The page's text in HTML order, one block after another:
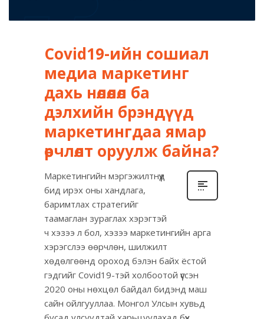
Covid19-ийн сошиал
медиа маркетинг
дахь нөлөөлөл ба
дэлхийн брэндүүд
маркетингдаа ямар
өөрчлөлт оруулж байна?
Маркетингийн мэргэжилтнүүд
бид ирэх оны хандлага,
баримтлах стратегийг
таамаглан зураглах хэрэгтэй
ч хэзээ л бол, хэзээ маркетингийн арга
хэрэгслээ өөрчлөн, шилжилт
хөдөлгөөнд ороход бэлэн байх ёстой
гэдгийг Covid19-тэй холбоотой үүссэн
2020 оны нөхцөл байдал бидэнд маш
сайн ойлгууллаа. Монгол Улсын хувьд